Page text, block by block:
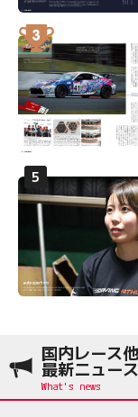
国内レース他
最新ニュース